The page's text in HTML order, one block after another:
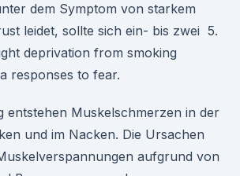
dem Symptom von starkem
leidet, sollte sich ein- bis zwei 5.
deprivation from smoking
responses to fear.
entstehen Muskelschmerzen in der
und im Nacken. Die Ursachen
aufgrund von